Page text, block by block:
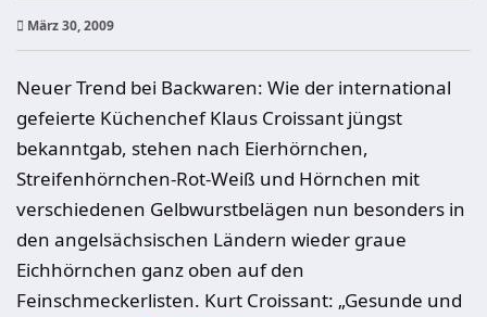
März 30, 2009
Neuer Trend bei Backwaren: Wie der international
gefeierte Küchenchef Klaus Croissant jüngst
bekanntgab, stehen nach Eierhörnchen,
Streifenhörnchen-Rot-Weiß und Hörnchen mit
verschiedenen Gelbwurstbelägen nun besonders in
den angelsächsischen Ländern wieder graue
Eichhörnchen ganz oben auf den
Feinschmeckerlisten. Kurt Croissant: „Gesunde und